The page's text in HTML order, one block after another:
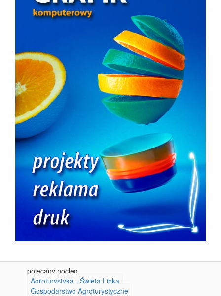
polecany nocleg
Agroturystyka - Święta Lipka
Gospodarstwo Agroturystyczne